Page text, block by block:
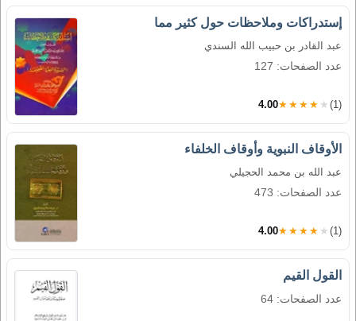
إستدراكات وملاحظات حول كثير مما
عبد القادر بن حبيب الله السندي
عدد الصفحات: 127
4.00★★★★★ (1)
الأوقاف النبوية وأوقاف الخلفاء
عبد الله بن محمد الحجيلي
عدد الصفحات: 473
4.00★★★★★ (1)
القول القيم
عدد الصفحات: 64